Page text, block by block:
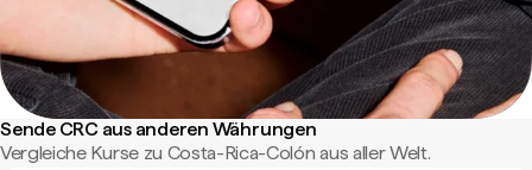
Sende CRC aus anderen Währungen
Vergleiche Kurse zu Costa-Rica-Colón aus aller Welt.